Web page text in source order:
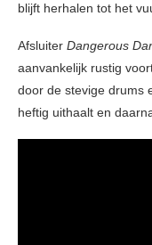
blijft herhalen tot het
Afsluiter Dangerous
aanvankelijk rustig
door de stevige drums
heftig uithaalt en